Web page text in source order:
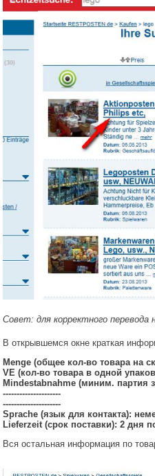
Совет: для корректного перевода
В открывшемся окне краткая
Menge (общее кол-во товара на
VE (кол-во товара в одной
Mindestabnahme (миним. партия
---------------------
---------------------
Sprache (язык для контакта):
Lieferzeit (срок поставки): 2 дня
Вся остальная информация по